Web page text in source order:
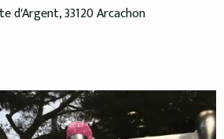
d'Argent, 33120 Arcachon